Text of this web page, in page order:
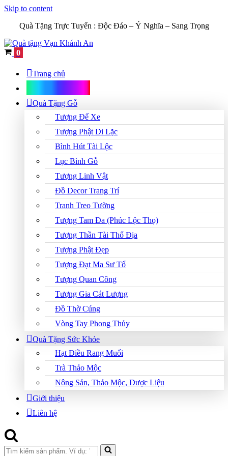
Skip to content
Quà Tặng Trực Tuyến : Độc Đáo – Ý Nghĩa – Sang Trọng
Cart
0
Trang chủ
Quà Tặng Gỗ
Tượng Để Xe
Tượng Phật Di Lặc
Bình Hút Tài Lộc
Lục Bình Gỗ
Tượng Linh Vật
Đồ Decor Trang Trí
Tranh Treo Tường
Tượng Tam Đa (Phúc Lộc Thọ)
Tượng Thần Tài Thổ Địa
Tượng Phật Đẹp
Tượng Đạt Ma Sư Tổ
Tượng Quan Công
Tượng Gia Cát Lượng
Đồ Thờ Cúng
Vòng Tay Phong Thủy
Quà Tặng Sức Khỏe
Hạt Điều Rang Muối
Trà Thảo Mộc
Nông Sản, Thảo Mộc, Dược Liệu
Giới thiệu
Liên hệ
Search